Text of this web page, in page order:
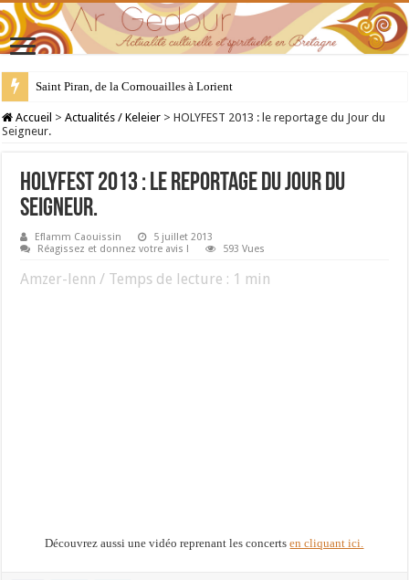
Saint Piran, de la Cornouailles à Lorient
28 juillet : Saint Samson de Dol, père de la Bretagne chrétienne
Accueil > Actualités / Keleier > HOLYFEST 2013 : le reportage du Jour du
Seigneur.
HOLYFEST 2013 : le reportage du Jour du
Seigneur.
Eflamm Caouissin
5 juillet 2013
Réagissez et donnez votre avis !
593 Vues
Amzer-lenn / Temps de lecture : 1 min
Découvrez aussi une vidéo reprenant les concertsen cliquant ici.